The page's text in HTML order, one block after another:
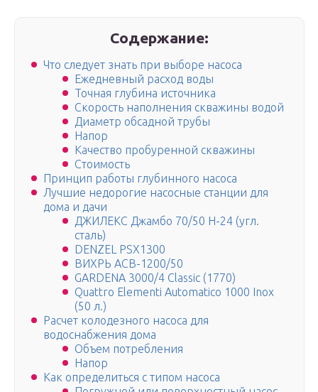
Содержание:
Что следует знать при выборе насоса
Ежедневный расход воды
Точная глубина источника
Скорость наполнения скважины водой
Диаметр обсадной трубы
Напор
Качество пробуренной скважины
Стоимость
Принцип работы глубинного насоса
Лучшие недорогие насосные станции для
дома и дачи
ДЖИЛЕКС Джамбо 70/50 Н-24 (угл.
сталь)
DENZEL PSХ1300
ВИХРЬ АСВ-1200/50
GARDENA 3000/4 Classic (1770)
Quattro Elementi Automatico 1000 Inox
(50 л.)
Расчет колодезного насоса для
водоснабжения дома
Объем потребления
Напор
Как определиться с типом насоса